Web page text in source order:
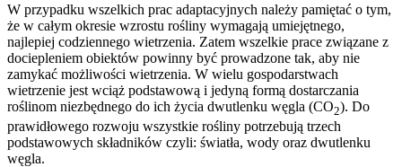
W przypadku wszelkich prac adaptacyjnych należy pamiętać o tym,
że w całym okresie wzrostu rośliny wymagają umiejętnego,
najlepiej codziennego wietrzenia. Zatem wszelkie prace związane z
dociepleniem obiektów powinny być prowadzone tak, aby nie
zamykać możliwości wietrzenia. W wielu gospodarstwach
wietrzenie jest wciąż podstawową i jedyną formą dostarczania
roślinom niezbędnego do ich życia dwutlenku węgla (CO2). Do
prawidłowego rozwoju wszystkie rośliny potrzebują trzech
podstawowych składników czyli: światła, wody oraz dwutlenku
węgla.